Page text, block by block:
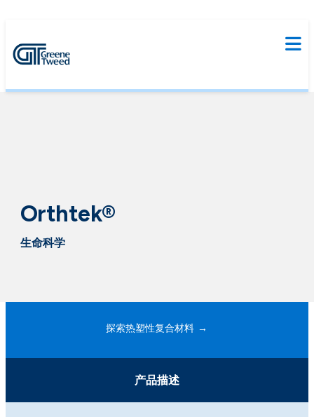
Orthtek®
生命科学
探索热塑性复合材料
产品描述